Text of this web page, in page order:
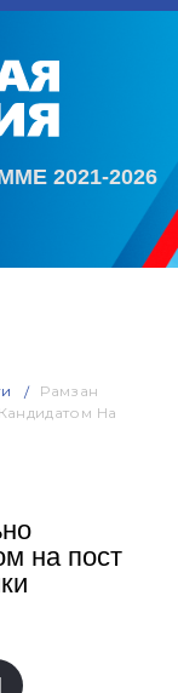
2021-2026
Рамзан
На
на пост